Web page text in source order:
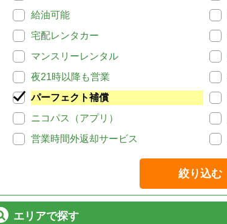
給油可能
宅配レンタカー
マンスリーレンタル
夜21時以降も営業
パーフェクト補償
ニコパス（アプリ）
営業時間外返却サービス
絞り込む
エリアで探す